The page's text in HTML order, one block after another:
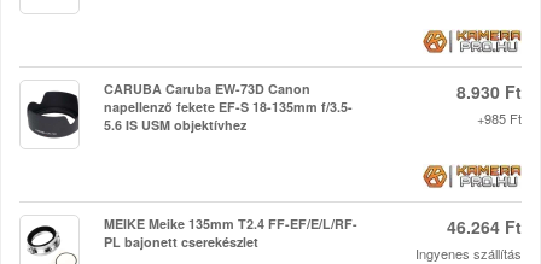
CARUBA Caruba EW-73D Canon
napellenző fekete EF-S 18-135mm f/3.5-
5.6 IS USM objektívhez
8.930 Ft
+985 Ft
MEIKE Meike 135mm T2.4 FF-EF/E/L/RF-
PL bajonett cserekészlet
46.264 Ft
Ingyenes szállítás